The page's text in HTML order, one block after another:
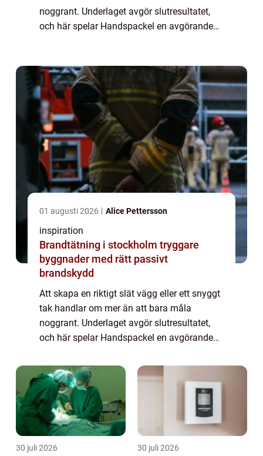
noggrant. Underlaget avgör slutresultatet,
och här spelar Handspackel en avgörande
01 augusti 2026 Alice Pettersson
inspiration
Brandtätning i stockholm tryggare
byggnader med rätt passivt
brandskydd
Att skapa en riktigt slät vägg eller ett snyggt
tak handlar om mer än att bara måla
noggrant. Underlaget avgör slutresultatet,
och här spelar Handspackel en avgörande
tydlig arbetsmetod går det att förvandl...
30 juli 2026 30 juli 2026